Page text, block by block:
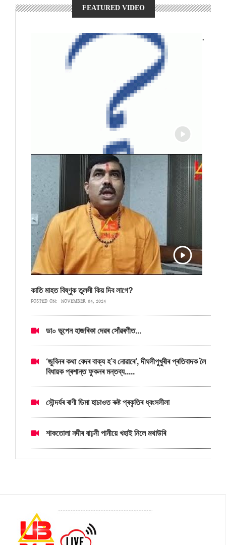
FEATURED VIDEO
,
কাতি মাহত বিষ্ণুক তুলসী কিয় দিব লাগে?
POSTED ON: NOVEMBER 04, 2024
ডা০ ভূপেন হাজৰিকা দেৱৰ সোঁৱৰণীত...
‘জুবিনৰ কথা বেদৰ বাক্য হ’ব নোৱাৰে’, দীঘলীপুখুৰীৰ প্ৰতিবাদক লৈ
বিধায়ক প্ৰশান্ত ফুকনৰ মন্তব্য.....
সৌন্দৰ্যৰ ৰাণী ডিমা হাচাওত ৰুষ্ট প্ৰকৃতিৰ ধ্বংসলীলা
শাকতোলা নদীৰ বাঢ়নী পানীয়ে খহাই নিলে মথাউৰি